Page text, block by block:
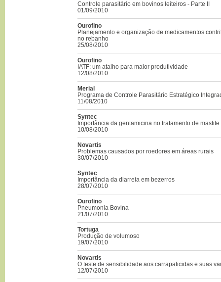
Controle parasitário em bovinos leiteiros - Parte II
01/09/2010
Ourofino
Planejamento e organização de medicamentos
no rebanho
25/08/2010
Ourofino
IATF: um atalho para maior produtividade
12/08/2010
Merial
Programa de Controle Parasitário Estratégico
11/08/2010
Syntec
Importância da gentamicina no tratamento de
10/08/2010
Novartis
Problemas causados por roedores em áreas rurais
30/07/2010
Syntec
Importância da diarreia em bezerros
28/07/2010
Ourofino
Pneumonia Bovina
21/07/2010
Tortuga
Produção de volumoso
19/07/2010
Novartis
O teste de sensibilidade aos carrapaticidas e suas
12/07/2010